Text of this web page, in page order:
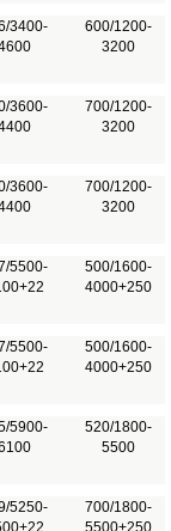
3400-
600/1200-
3200
3600-
700/1200-
3200
3600-
700/1200-
3200
5500-
500/1600-
4000+250
5500-
500/1600-
4000+250
5900-
520/1800-
5500
5250-
700/1800-
5500+250